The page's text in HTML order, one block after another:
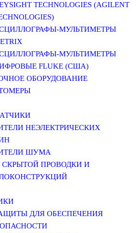
TECHNOLOGIES (AGILENT
МУЛЬТИМЕТРЫ
МУЛЬТИМЕТРЫ
FLUKE (США)
ОБОРУДОВАНИЕ
НЕЭЛЕКТРИЧЕСКИХ
ШУМА
ПРОВОДКИ И
ДЛЯ ОБЕСПЕЧЕНИЯ